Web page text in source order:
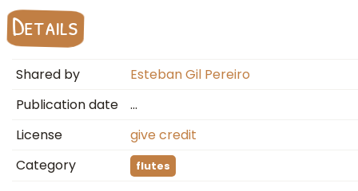
Details
Shared by
Esteban Gil Pereiro
Publication date
…
License
give credit
Category
flutes